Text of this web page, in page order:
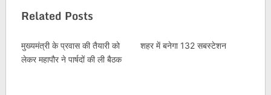
Related Posts
मुख्यमंत्री के प्रवास की तैयारी को
लेकर महापौर ने पार्षदों की ली बैठक
शहर में बनेगा 132 सबस्टेशन